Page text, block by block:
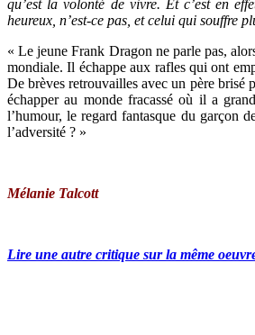
qu’est la volonté de vivre. Et c’est en
heureux, n’est-ce pas, et celui qui souffre
« Le jeune Frank Dragon ne parle pas,
mondiale. Il échappe aux rafles qui ont
De brèves retrouvailles avec un père brisé
échapper au monde fracassé où il a
l’humour, le regard fantasque du garçon
l’adversité ? »
Mélanie Talcott
Lire une autre critique sur la même